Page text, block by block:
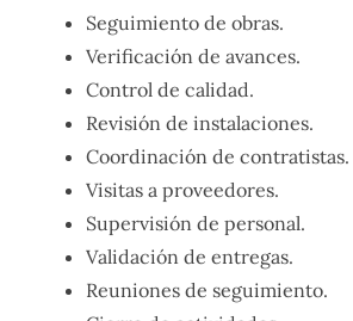
Seguimiento de obras.
Verificación de avances.
Control de calidad.
Revisión de instalaciones.
Coordinación de contratistas.
Visitas a proveedores.
Supervisión de personal.
Validación de entregas.
Reuniones de seguimiento.